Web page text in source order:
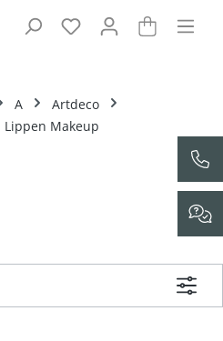
A
Artdeco
Lippen Makeup